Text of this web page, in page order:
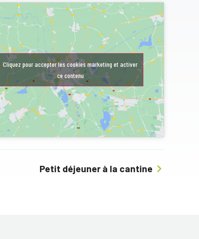
Cliquez pour accepter les cookies marketing et activer
ce contenu
Petit déjeuner à la cantine